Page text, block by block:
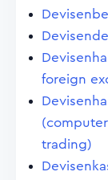
foreign
trading)